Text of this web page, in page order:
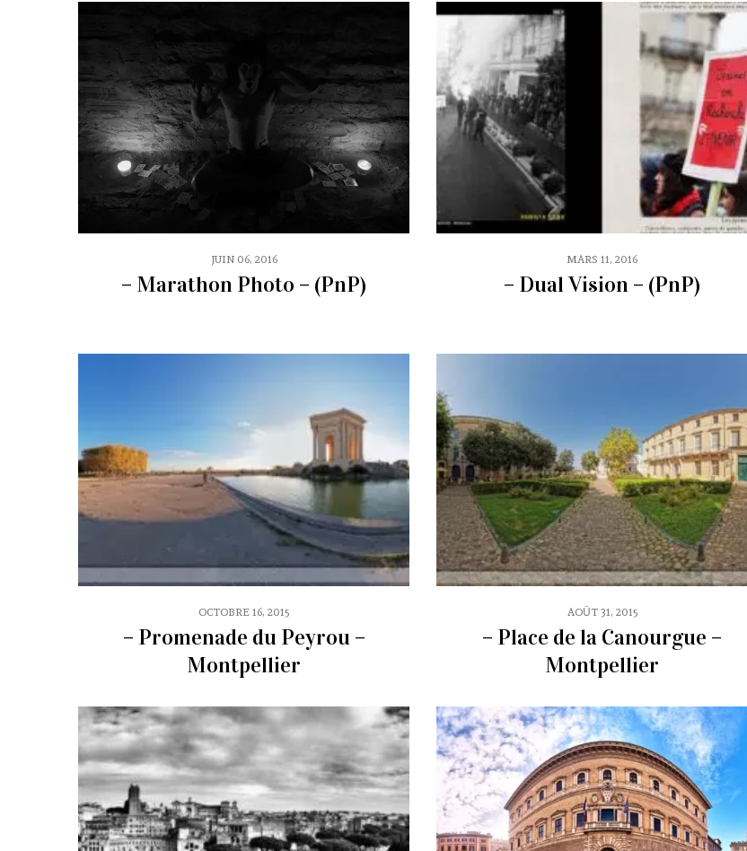
JUIN 06, 2016
– Marathon Photo – (PnP)
MARS 11, 2016
– Dual Vision – (PnP)
OCTOBRE 16, 2015
– Promenade du Peyrou –
Montpellier
AOÛT 31, 2015
– Place de la Canourgue –
Montpellier